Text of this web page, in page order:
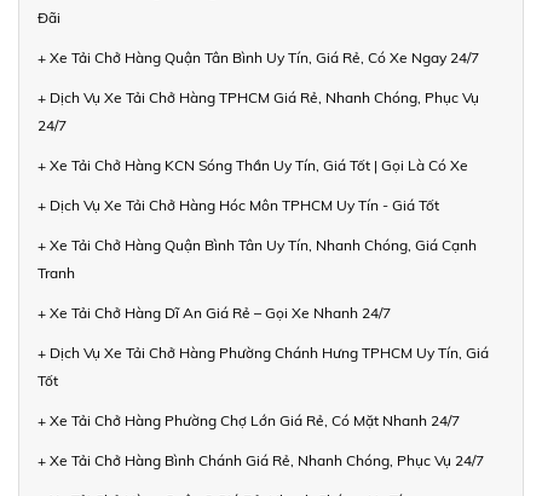
Đãi
+ Xe Tải Chở Hàng Quận Tân Bình Uy Tín, Giá Rẻ, Có Xe Ngay 24/7
+ Dịch Vụ Xe Tải Chở Hàng TPHCM Giá Rẻ, Nhanh Chóng, Phục Vụ
24/7
+ Xe Tải Chở Hàng KCN Sóng Thần Uy Tín, Giá Tốt | Gọi Là Có Xe
+ Dịch Vụ Xe Tải Chở Hàng Hóc Môn TPHCM Uy Tín - Giá Tốt
+ Xe Tải Chở Hàng Quận Bình Tân Uy Tín, Nhanh Chóng, Giá Cạnh
Tranh
+ Xe Tải Chở Hàng Dĩ An Giá Rẻ – Gọi Xe Nhanh 24/7
+ Dịch Vụ Xe Tải Chở Hàng Phường Chánh Hưng TPHCM Uy Tín, Giá
Tốt
+ Xe Tải Chở Hàng Phường Chợ Lớn Giá Rẻ, Có Mặt Nhanh 24/7
+ Xe Tải Chở Hàng Bình Chánh Giá Rẻ, Nhanh Chóng, Phục Vụ 24/7